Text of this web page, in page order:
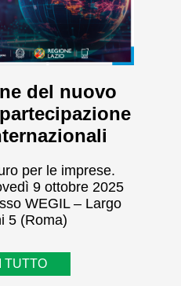
del nuovo
per le imprese.
9 ottobre 2025
WEGIL – Largo
5 (Roma)
TUTTO